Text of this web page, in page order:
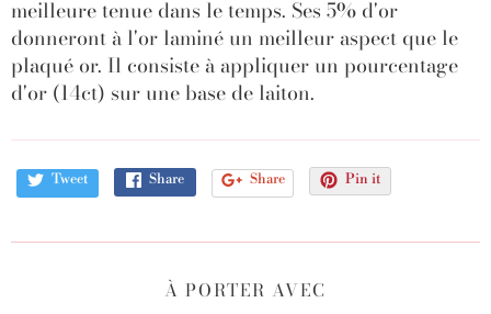
meilleure tenue dans le temps. Ses 5% d'or
donneront à l'or laminé un meilleur aspect que le
plaqué or. Il consiste à appliquer un pourcentage
d'or (14ct) sur une base de laiton.
Tweet Share Share Pin it
À PORTER AVEC